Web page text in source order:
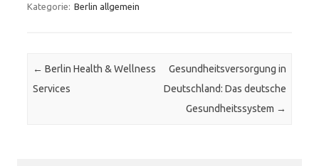
Kategorie: Berlin allgemein
Beitrags-Navigation
← Berlin Health & Wellness
Services
Gesundheitsversorgung in
Deutschland: Das deutsche
Gesundheitssystem →